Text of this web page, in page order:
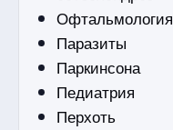
Офтальмология
Паразиты
Паркинсона
Педиатрия
Перхоть